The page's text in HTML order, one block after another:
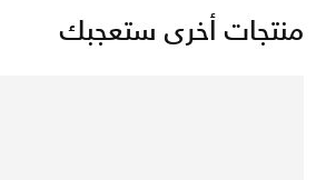
منتجات أخرى ستعجبك